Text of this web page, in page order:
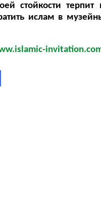
стойкости терпит
ислам в